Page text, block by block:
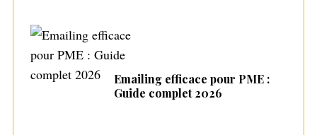
o
r
:
Emailing efficace pour PME :
Guide complet 2026